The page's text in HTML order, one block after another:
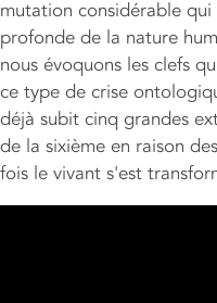
mutation considérable
profonde de la nature
nous évoquons les clefs
ce type de crise
déjà subit cinq grandes
de la sixième en raison
fois le vivant s'est